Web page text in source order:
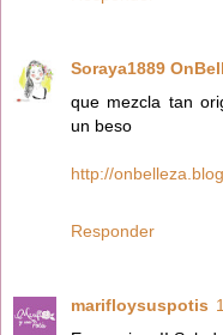
Soraya1889
que mezcla tan
un beso
http://
Responder
marifloysuspotis